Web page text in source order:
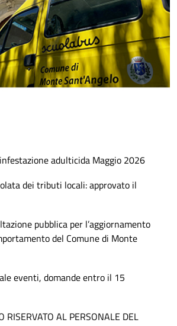
adulticida Maggio 2026
dei tributi locali: approvato il
pubblica per l’aggiornamento
del Comune di Monte
eventi, domande entro il 15
RISERVATO AL PERSONALE DEL